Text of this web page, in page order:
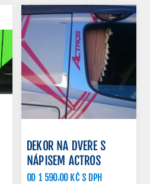
DEKOR NA DVEŘE S
NÁPISEM ACTROS
OD 1 590,00 KČ S DPH